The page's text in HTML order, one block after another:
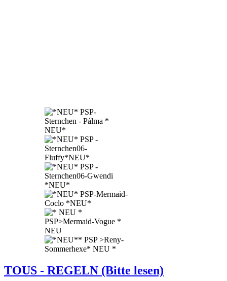
TOUS - REGELN (Bitte lesen)